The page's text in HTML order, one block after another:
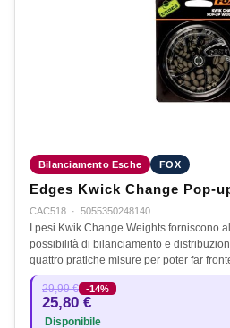
Bilanciamento Esche FOX
Edges Kwick Change Pop-
CAC518 · 5055350248140
I pesi Kwik Change Weights forniscono
possibilità di bilanciamento e
quattro pratiche misure per poter far
29,99 € -14%
25,80 €
Disponibile